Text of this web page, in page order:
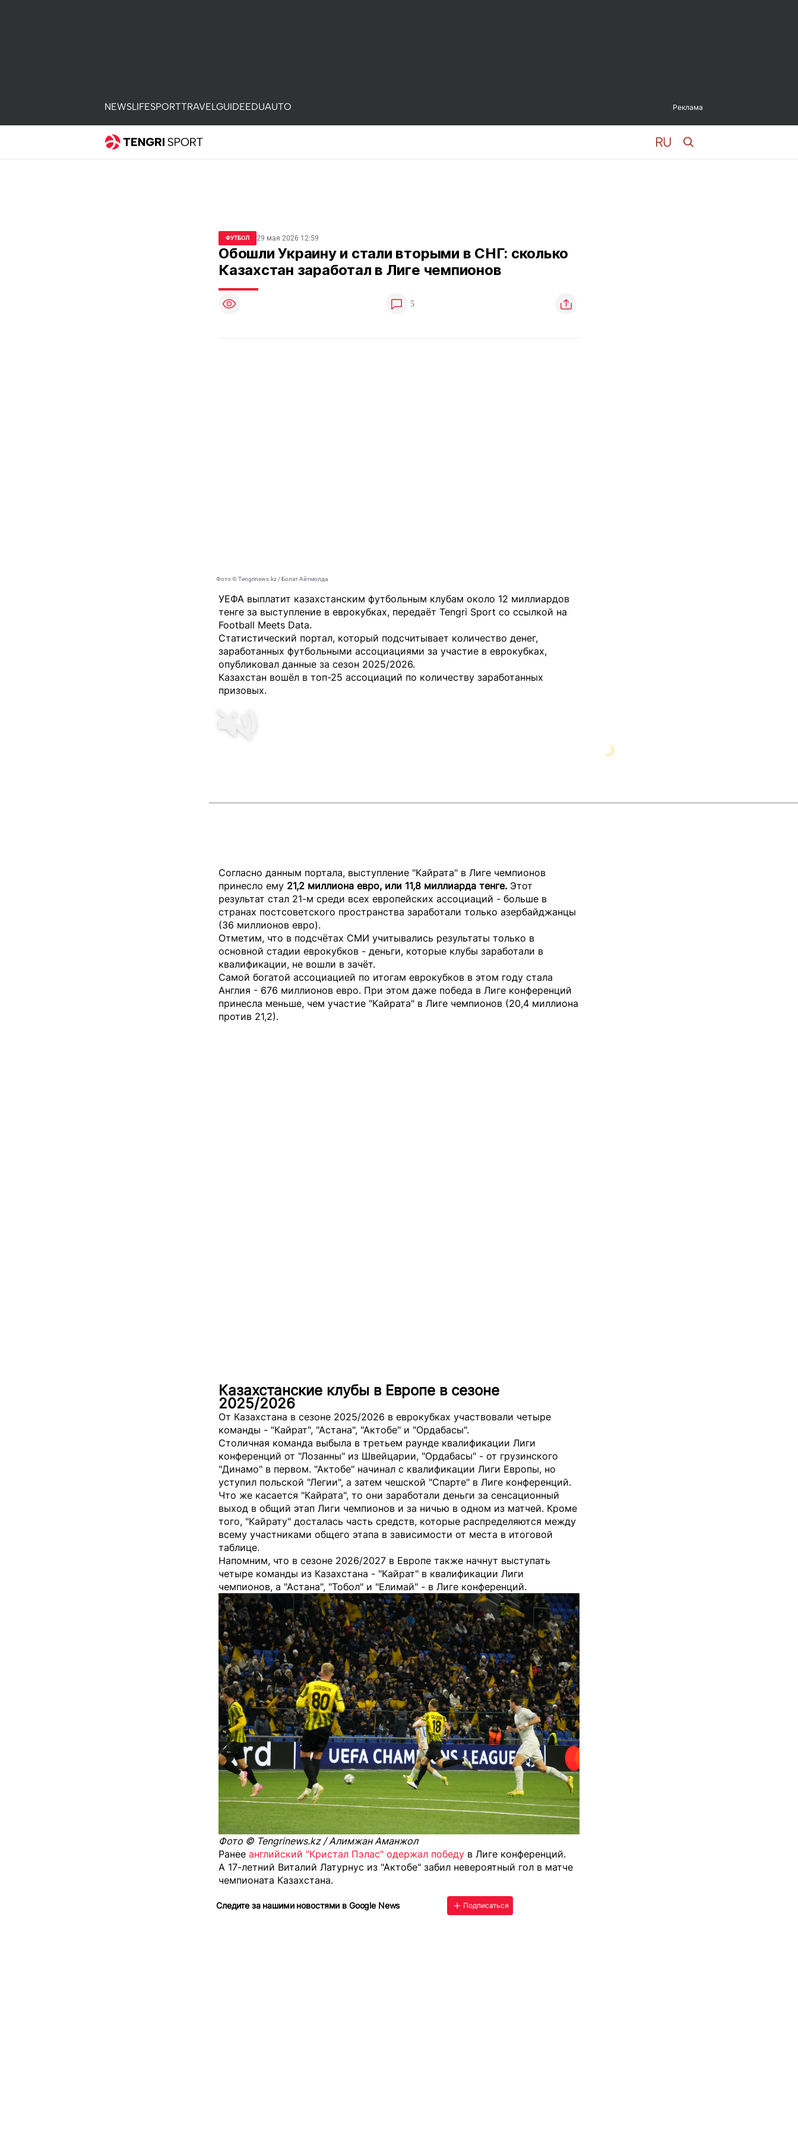
NEWSLIFESPORTTRAVELGUIDEEDUAUTO Реклама
ФУТБОЛ 29 мая 2026 12:59
Обошли Украину и стали вторыми в СНГ: сколько
Казахстан заработал в Лиге чемпионов
5
Фото © Tengrinews.kz / Болат Айтмолда
УЕФА выплатит казахстанским футбольным клубам около 12 миллиардов
тенге за выступление в еврокубках, передаёт Tengri Sport со ссылкой на
Football Meets Data.
Статистический портал, который подсчитывает количество денег,
заработанных футбольными ассоциациями за участие в еврокубках,
опубликовал данные за сезон 2025/2026.
Казахстан вошёл в топ-25 ассоциаций по количеству заработанных
призовых.
Согласно данным портала, выступление "Кайрата" в Лиге чемпионов
принесло ему 21,2 миллиона евро, или 11,8 миллиарда тенге. Этот
результат стал 21-м среди всех европейских ассоциаций - больше в
странах постсоветского пространства заработали только азербайджанцы
(36 миллионов евро).
Отметим, что в подсчётах СМИ учитывались результаты только в
основной стадии еврокубков - деньги, которые клубы заработали в
квалификации, не вошли в зачёт.
Самой богатой ассоциацией по итогам еврокубков в этом году стала
Англия - 676 миллионов евро. При этом даже победа в Лиге конференций
принесла меньше, чем участие "Кайрата" в Лиге чемпионов (20,4 миллиона
против 21,2).
Казахстанские клубы в Европе в сезоне
2025/2026
От Казахстана в сезоне 2025/2026 в еврокубках участвовали четыре
команды - "Кайрат", "Астана", "Актобе" и "Ордабасы".
Столичная команда выбыла в третьем раунде квалификации Лиги
конференций от "Лозанны" из Швейцарии, "Ордабасы" - от грузинского
"Динамо" в первом. "Актобе" начинал с квалификации Лиги Европы, но
уступил польской "Легии", а затем чешской "Спарте" в Лиге конференций.
Что же касается "Кайрата", то они заработали деньги за сенсационный
выход в общий этап Лиги чемпионов и за ничью в одном из матчей. Кроме
того, "Кайрату" досталась часть средств, которые распределяются между
всему участниками общего этапа в зависимости от места в итоговой
таблице.
Напомним, что в сезоне 2026/2027 в Европе также начнут выступать
четыре команды из Казахстана - "Кайрат" в квалификации Лиги
чемпионов, а "Астана", "Тобол" и "Елимай" - в Лиге конференций.
Фото © Tengrinews.kz / Алимжан Аманжол
Ранее английский "Кристал Пэлас" одержал победу в Лиге конференций.
А 17-летний Виталий Латурнус из "Актобе" забил невероятный гол в матче
чемпионата Казахстана.
Следите за нашими новостями в Google News Подписаться